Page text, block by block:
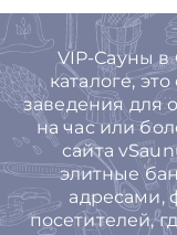
VIP-Сауны
каталоге,
заведения для
на час или
сайта
элитные
адресами,
посетителей,